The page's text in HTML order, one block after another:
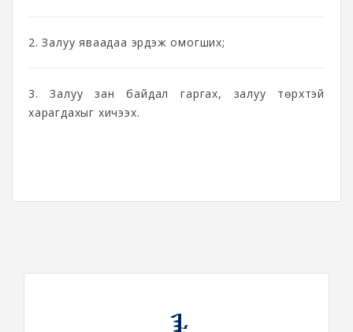
2. Залуу яваадаа эрдэж омогших;
3. Залуу зан байдал гаргах, залуу төрхтэй
харагдахыг хичээх.